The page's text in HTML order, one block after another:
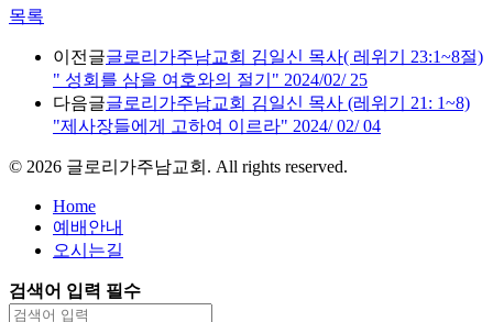
목록
이전글글로리가주남교회 김일신 목사( 레위기 23:1~8절)
" 성회를 삼을 여호와의 절기" 2024/02/ 25
다음글글로리가주남교회 김일신 목사 (레위기 21: 1~8)
"제사장들에게 고하여 이르라" 2024/ 02/ 04
© 2026 글로리가주남교회. All rights reserved.
Home
예배안내
오시는길
검색어 입력 필수